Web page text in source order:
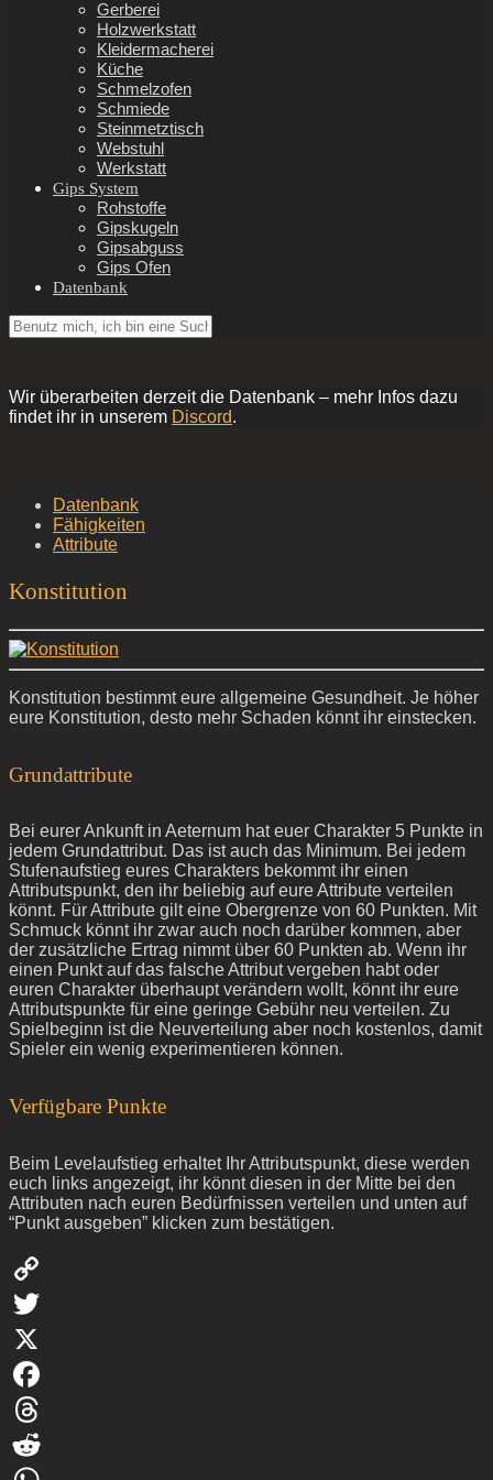
Gerberei
Holzwerkstatt
Kleidermacherei
Küche
Schmelzofen
Schmiede
Steinmetztisch
Webstuhl
Werkstatt
Gips System
Rohstoffe
Gipskugeln
Gipsabguss
Gips Ofen
Datenbank
Wir überarbeiten derzeit die Datenbank – mehr Infos dazu
findet ihr in unserem Discord.
Datenbank
Fähigkeiten
Attribute
Konstitution
Konstitution bestimmt eure allgemeine Gesundheit. Je höher
eure Konstitution, desto mehr Schaden könnt ihr einstecken.
Grundattribute
Bei eurer Ankunft in Aeternum hat euer Charakter 5 Punkte in
jedem Grundattribut. Das ist auch das Minimum. Bei jedem
Stufenaufstieg eures Charakters bekommt ihr einen
Attributspunkt, den ihr beliebig auf eure Attribute verteilen
könnt. Für Attribute gilt eine Obergrenze von 60 Punkten. Mit
Schmuck könnt ihr zwar auch noch darüber kommen, aber
der zusätzliche Ertrag nimmt über 60 Punkten ab. Wenn ihr
einen Punkt auf das falsche Attribut vergeben habt oder
euren Charakter überhaupt verändern wollt, könnt ihr eure
Attributspunkte für eine geringe Gebühr neu verteilen. Zu
Spielbeginn ist die Neuverteilung aber noch kostenlos, damit
Spieler ein wenig experimentieren können.
Verfügbare Punkte
Beim Levelaufstieg erhaltet Ihr Attributspunkt, diese werden
euch links angezeigt, ihr könnt diesen in der Mitte bei den
Attributen nach euren Bedürfnissen verteilen und unten auf
“Punkt ausgeben” klicken zum bestätigen.
Copy
Link
Twitter
X
Facebook
Threads